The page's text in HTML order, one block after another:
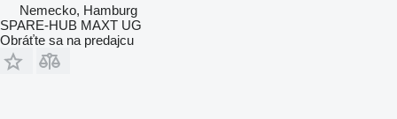
Nemecko, Hamburg
SPARE-HUB MAXT UG
Obráťte sa na predajcu